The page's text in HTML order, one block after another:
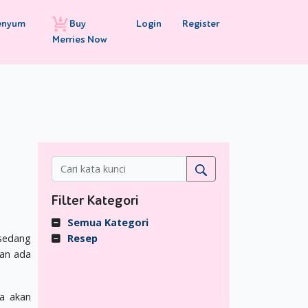
Buy
Merries Now
Login Register
ada
akan
Filter Kategori
Semua Kategori
Resep